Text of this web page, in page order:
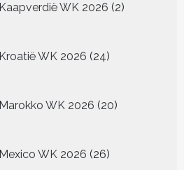
Kaapverdië WK 2026 2
producten
Kroatië WK 2026 24
producten
Marokko WK 2026 20
producten
Mexico WK 2026 26
producten